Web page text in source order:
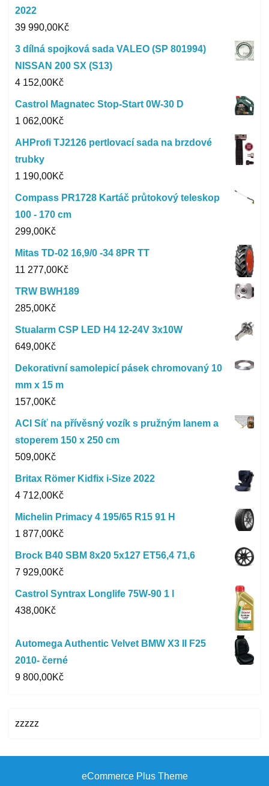
2022
39 990,00Kč
3 dílná spojková sada VALEO (SP 801994)
NISSAN 200 SX (S13)
4 152,00Kč
Castrol Magnatec Stop-Start 0W-30 D
1 062,00Kč
AHProfi TJ2126 pertlovací sada na brzdové
trubky
1 190,00Kč
Compass PR1728 Kartáč průtokový teleskop
100 - 170 cm
299,00Kč
Mitas TD-02 16,9/0 -34 8PR TT
11 277,00Kč
TRW BWH189
285,00Kč
Stualarm CSP LED H4 12-24V 3x10W
649,00Kč
Dekorativní samolepicí pásek chromovaný 10
mm x 15 m
157,00Kč
ACI Síť na přívěsný vozík s pružným lanem a
stoperem 150 x 250 cm
509,00Kč
Britax Römer Kidfix i-Size 2022
4 712,00Kč
Michelin Primacy 4 195/65 R15 91 H
1 877,00Kč
Brock B40 SBM 8x20 5x127 ET56,4 71,6
7 929,00Kč
Castrol Syntrax Longlife 75W-90 1 l
438,00Kč
Automega Authentic Velvet BMW X3 II F25
2010- černé
9 800,00Kč
zzzzz
eCommerce Plus Theme